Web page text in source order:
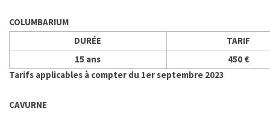
MES INFOS ÉLECTORALES
COLUMBARIUM
DURÉE
TARIF
15 ans
450 €
Tarifs applicables à compter du 1er septembre 2023
CAVURNE